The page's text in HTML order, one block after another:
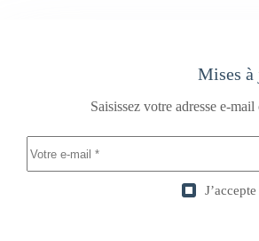
Mises à
Saisissez votre adresse e-